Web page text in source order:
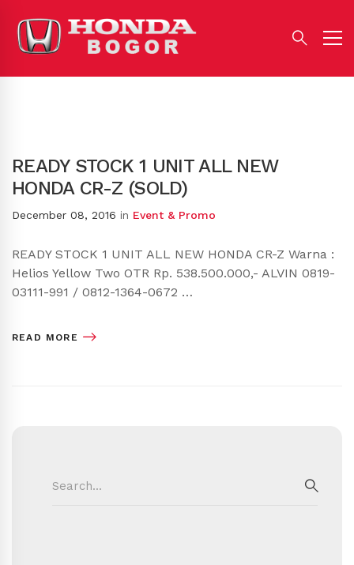
READY STOCK 1 UNIT ALL NEW
HONDA CR-Z (SOLD)
December 08, 2016 in Event & Promo
READY STOCK 1 UNIT ALL NEW HONDA CR-Z Warna :
Helios Yellow Two OTR Rp. 538.500.000,- ALVIN 0819-
03111-991 / 0812-1364-0672 …
READ MORE
for: